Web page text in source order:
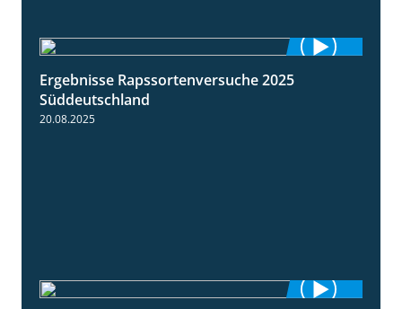
Ergebnisse Rapssortenversuche 2025
Süddeutschland
20.08.2025